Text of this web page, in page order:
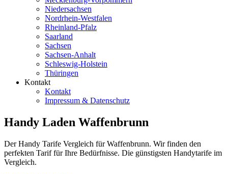
Niedersachsen
Nordrhein-Westfalen
Rheinland-Pfalz
Saarland
Sachsen
Sachsen-Anhalt
Schleswig-Holstein
Thüringen
Kontakt
Kontakt
Impressum & Datenschutz
Handy Laden Waffenbrunn
Der Handy Tarife Vergleich für Waffenbrunn. Wir finden den
perfekten Tarif für Ihre Bedürfnisse. Die günstigsten Handytarife im
Vergleich.